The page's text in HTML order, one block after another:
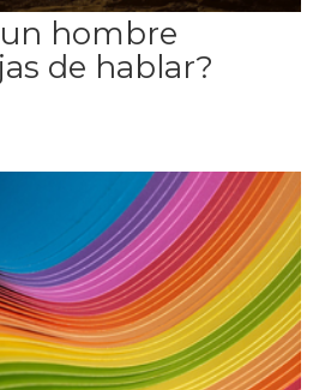
hombre
de hablar?